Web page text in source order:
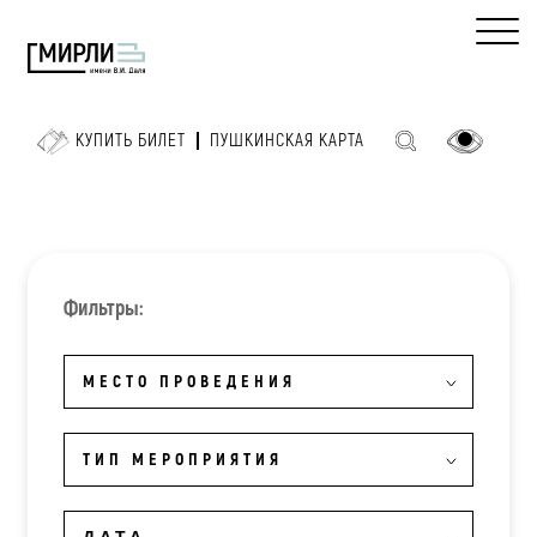
КУПИТЬ БИЛЕТ ПУШКИНСКАЯ КАРТА
Фильтры:
МЕСТО ПРОВЕДЕНИЯ
ТИП МЕРОПРИЯТИЯ